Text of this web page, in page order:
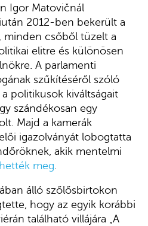
Igor Matovičnál
2012-ben bekerült a
minden csőből tüzelt a
elitre és különösen
A parlamenti
szűkítéséről szóló
politikusok kiváltságait
szándékosan egy
Majd a kamerák
igazolványát lobogtatta
akik mentelmi
meg
álló szőlősbirtokon
hogy az egyik korábbi
található villájára „A